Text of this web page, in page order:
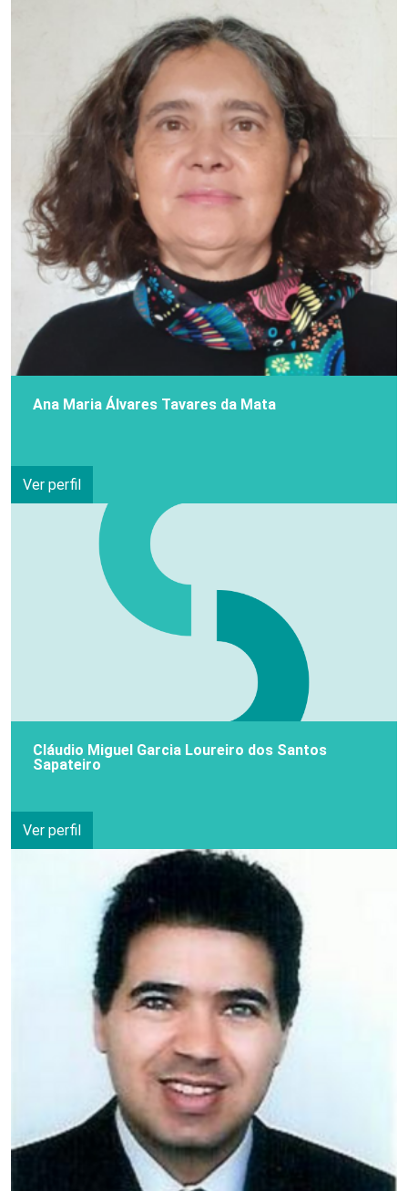
Ana Maria Álvares Tavares da Mata
Ver perfil
Cláudio Miguel Garcia Loureiro dos Santos
Sapateiro
Ver perfil